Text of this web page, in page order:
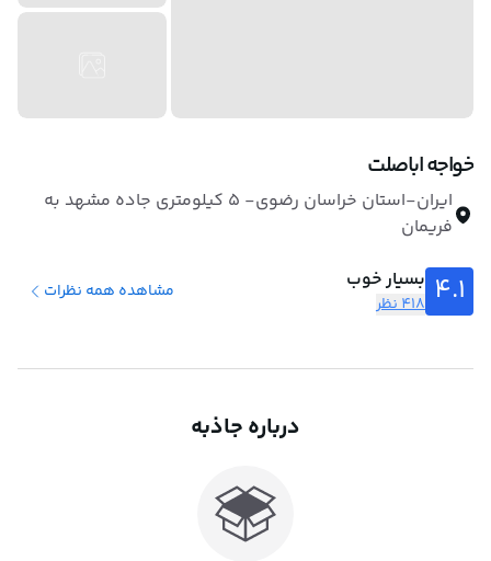
خواجه اباصلت
ایران-استان خراسان رضوی- ۵ کیلومتری جاده مشهد به
فریمان
4.1 بسیار خوب
418 نظر
مشاهده همه نظرات
درباره جاذبه